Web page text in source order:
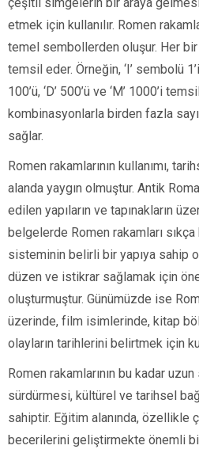
etmek için kullanılır. Romen
temel sembollerden oluşur. Her
temsil eder. Örneğin, ‘I’ sembolü 1’i,
100’ü, ‘D’ 500’ü ve ‘M’ 1000’i
kombinasyonlarla birden fazla
sağlar.
Romen rakamlarının kullanımı,
alanda yaygın olmuştur. Antik
edilen yapıların ve tapınakların
belgelerde Romen rakamları sıkça
sisteminin belirli bir yapıya sahip
düzen ve istikrar sağlamak için
oluşturmuştur. Günümüzde ise
üzerinde, film isimlerinde, kitap
olayların tarihlerini belirtmek için
Romen rakamlarının bu kadar uzun
sürdürmesi, kültürel ve tarihsel
sahiptir. Eğitim alanında, özellikle
becerilerini geliştirmekte önemli